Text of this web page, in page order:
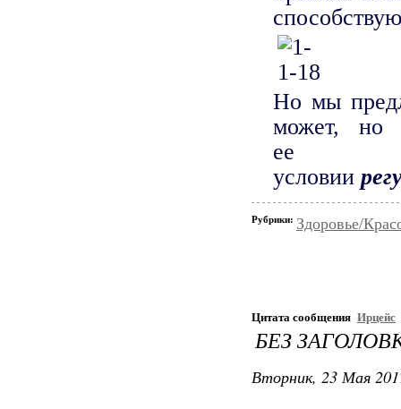
Но мы
может,
условии
Рубрики: Здоровье/
Цитата сообщения Ирцейс
БЕЗ
Вторник, 23 Мая